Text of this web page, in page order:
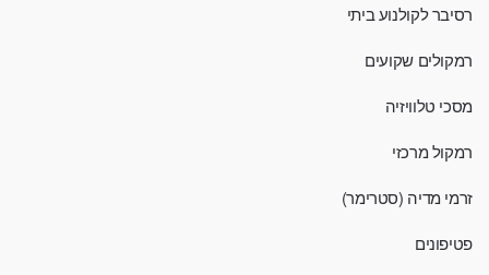
רסיבר לקולנוע ביתי
רמקולים שקועים
מסכי טלוויזיה
רמקול מרכזי
זרמי מדיה (סטרימר)
פטיפונים